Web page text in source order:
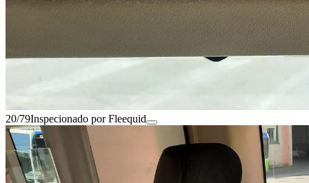
20/79Inspecionado por Fleequid